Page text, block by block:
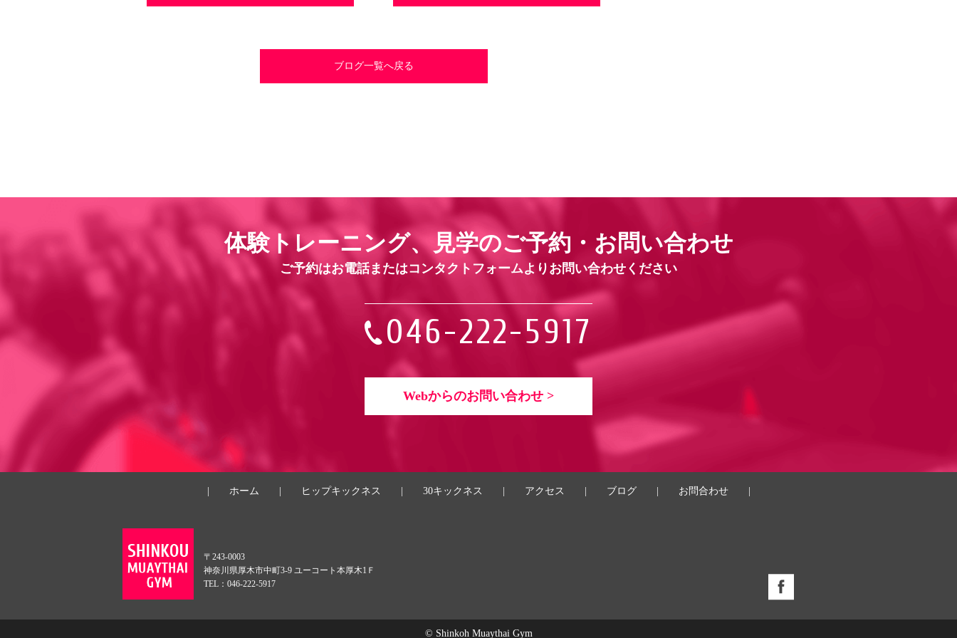
ブログ一覧へ戻る
体験トレーニング、見学のご予約・お問い合わせ
ご予約はお電話またはコンタクトフォームよりお問い合わせください
046-222-5917
Webからのお問い合わせ >
ホーム ヒップキックネス 30キックネス アクセス ブログ お問合わせ
〒243-0003
神奈川県厚木市中町3-9 ユーコート本厚木1Ｆ
TEL：046-222-5917
© Shinkoh Muaythai Gym